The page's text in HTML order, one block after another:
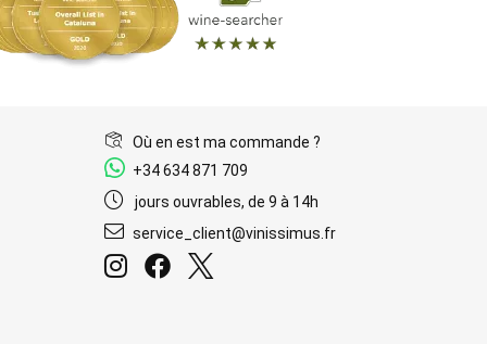
Où en est ma commande ?
+34 634 871 709
jours ouvrables, de 9 à 14h
service_client@vinissimus.fr